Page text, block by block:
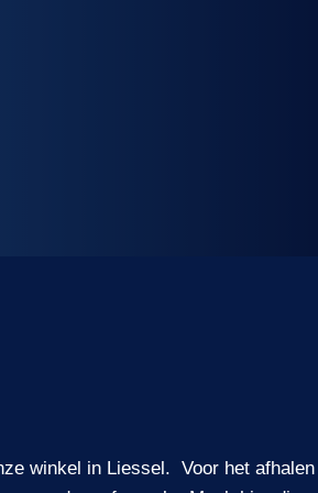
winkel in Liessel. Voor het